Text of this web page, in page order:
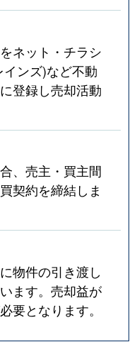
ネット・チラシ
ンズ)など不動
登録し売却活動
、売主・買主間
契約を締結しま
物件の引き渡し
ます。売却益が
要となります。